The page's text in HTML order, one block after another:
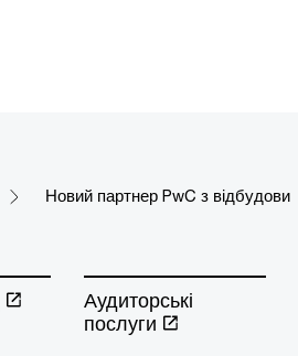
Новий партнер PwC з відбудови
Аудиторські
послуги